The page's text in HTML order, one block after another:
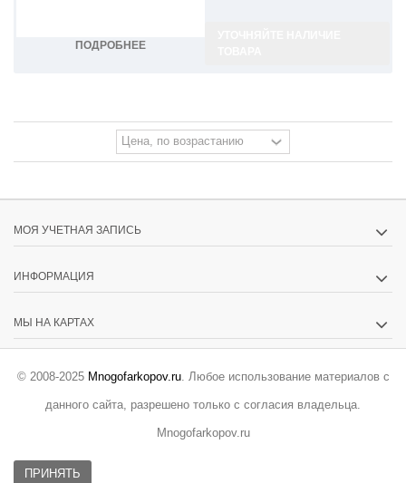
ПОДРОБНЕЕ
МОЯ УЧЕТНАЯ ЗАПИСЬ
ИНФОРМАЦИЯ
МЫ НА КАРТАХ
© 2008-2025 Mnogofarkopov.ru. Любое использование материалов с
данного сайта, разрешено только с согласия владельца.
Mnogofarkopov.ru
ПРИНЯТЬ